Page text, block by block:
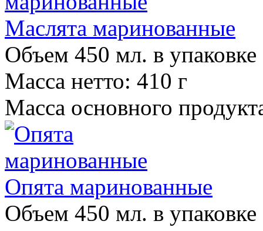
Маслята маринованные
Объем 450 мл. в
Масса нетто: 410 г
Масса основного
Опята маринованные
Объем 450 мл. в